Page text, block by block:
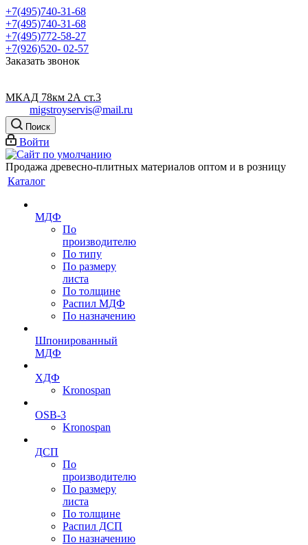
+7(495)740-31-68
+7(495)740-31-68
+7(495)772-58-27
+7(926)520- 02-57
Заказать звонок
МКАД 78км 2А ст.3
migstroyservis@mail.ru
Поиск
Войти
Продажа древесно-плитных материалов оптом и в розницу
Каталог
МДФ
По
производителю
По типу
По размеру
листа
По толщине
Распил МДФ
По назначению
Шпонированный
МДФ
ХДФ
Kronospan
OSB-3
Kronospan
ДСП
По
производителю
По размеру
листа
По толщине
Распил ДСП
По назначению